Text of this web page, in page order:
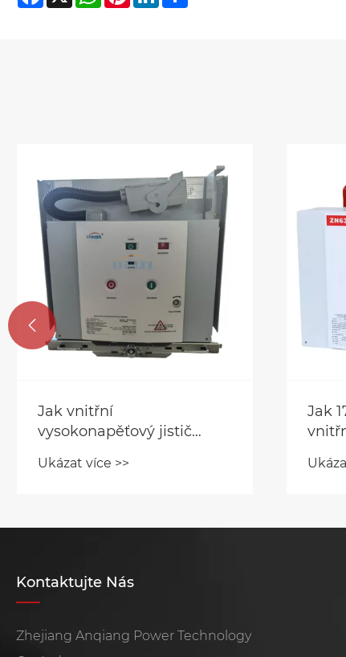
Jak vnitřní
vysokonapěťový jistič
bezpečnost a spolehlivost?
Ukázat více >>
Jak

Kontaktujte Nás
Zhejiang Anqiang Power Technology